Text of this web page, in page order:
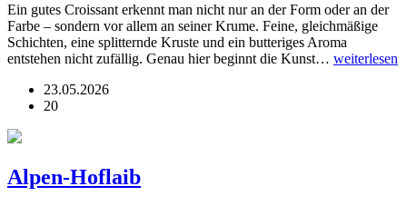
Ein gutes Croissant erkennt man nicht nur an der Form oder an der
Farbe – sondern vor allem an seiner Krume. Feine, gleichmäßige
Schichten, eine splitternde Kruste und ein butteriges Aroma
entstehen nicht zufällig. Genau hier beginnt die Kunst… weiterlesen
23.05.2026
20
Alpen-Hoflaib